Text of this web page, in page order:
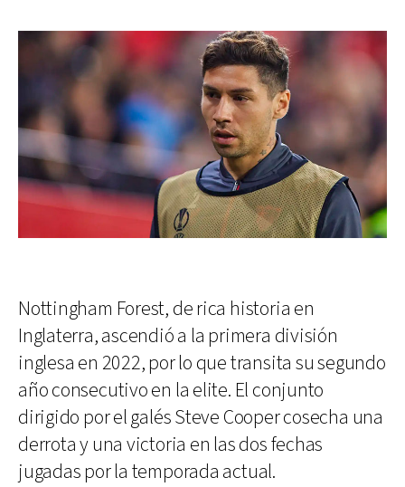
Nottingham Forest, de rica historia en
Inglaterra, ascendió a la primera división
inglesa en 2022, por lo que transita su segundo
año consecutivo en la elite. El conjunto
dirigido por el galés Steve Cooper cosecha una
derrota y una victoria en las dos fechas
jugadas por la temporada actual.